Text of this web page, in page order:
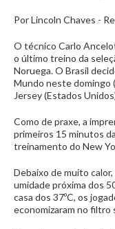
Por Lincoln Chaves -
O técnico Carlo
o último treino da
Noruega. O Brasil
Mundo neste domingo
Jersey (Estados
Como de praxe, a
primeiros 15 minutos
treinamento do New
Debaixo de muito
umidade próxima dos
casa dos 37ºC, os
economizaram no filtro